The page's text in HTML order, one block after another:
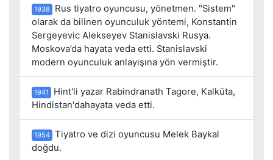
1938
Rus tiyatro oyuncusu, yönetmen. "Sistem"
olarak da bilinen oyunculuk yöntemi, Konstantin
Sergeyevic Alekseyev Stanislavski Rusya.
Moskova’da hayata veda etti. Stanislavski
modern oyunculuk anlayışına yön vermiştir.
1941
Hint'li yazar Rabindranath Tagore, Kalküta,
Hindistan'dahayata veda etti.
1954 Tiyatro ve dizi oyuncusu Melek Baykal
doğdu.